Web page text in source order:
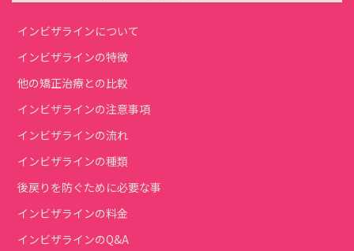
インビザラインについて
インビザラインの特徴
他の矯正治療との比較
インビザラインの注意事項
インビザラインの流れ
インビザラインの種類
後戻りを防ぐために必要な事
インビザラインの料金
インビザラインのQ&A